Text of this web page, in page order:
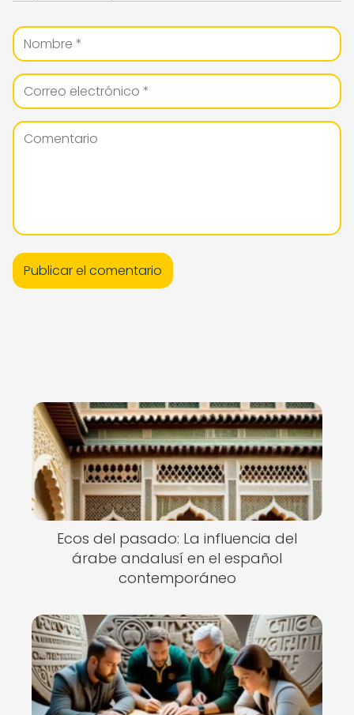
Ecos del pasado: La influencia del
árabe andalusí en el español
contemporáneo